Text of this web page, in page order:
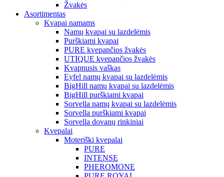
Žvakės
Asortimentas
Kvapai namams
Namų kvapai su lazdelėmis
Purškiami kvapai
PURE kvepančios žvakės
UTIQUE kvepančios žvakės
Kvapnusis vaškas
Eyfel namų kvapai su lazdelėmis
BigHill namų kvapai su lazdelėmis
BigHill purškiami kvapai
Sorvella namų kvapai su lazdelėmis
Sorvella purškiami kvapai
Sorvella dovanų rinkiniai
Kvepalai
Moteriški kvepalai
PURE
INTENSE
PHEROMONE